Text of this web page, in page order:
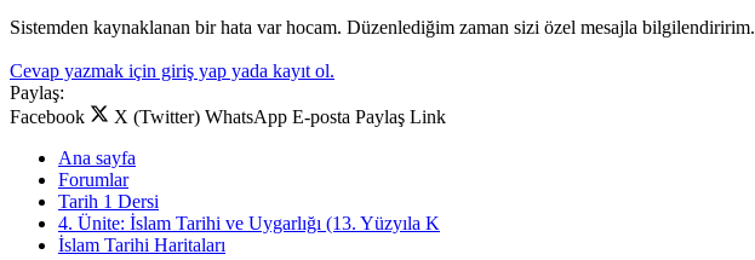
Sistemden kaynaklanan bir hata var hocam. Düzenlediğim zaman sizi özel mesajla bilgilendiririm.
Cevap yazmak için giriş yap yada kayıt ol.
Paylaş:
Facebook
X (Twitter) WhatsApp E-posta Paylaş Link
Ana sayfa
Forumlar
Tarih 1 Dersi
4. Ünite: İslam Tarihi ve Uygarlığı (13. Yüzyıla K
İslam Tarihi Haritaları